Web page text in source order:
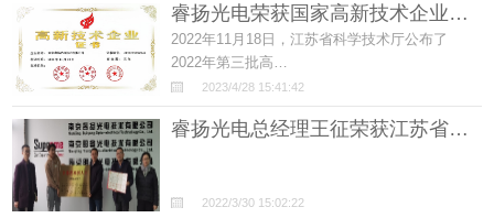
睿扬光电荣获国家高新技术企业…
2022年11月18日，江苏省科学技术厅公布了
2022年第三批高…
2023/4/28 15:41:42
睿扬光电总经理王征荣获江苏省…
2022/3/30 15:02:22